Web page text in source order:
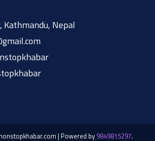
Kathmandu, Nepal
| Powered by 9849815297.